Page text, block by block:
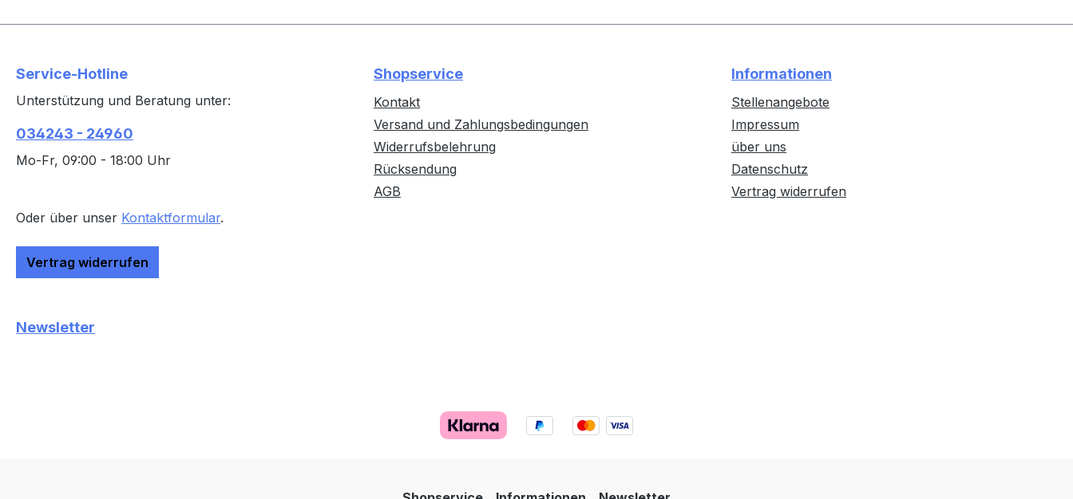
Service-Hotline
Unterstützung und Beratung unter:
034243 - 24960
Mo-Fr, 09:00 - 18:00 Uhr
Oder über unser Kontaktformular.
Vertrag widerrufen
Shopservice
Kontakt
Versand und Zahlungsbedingungen
Widerrufsbelehrung
Rücksendung
AGB
Informationen
Stellenangebote
Impressum
über uns
Datenschutz
Vertrag widerrufen
Newsletter